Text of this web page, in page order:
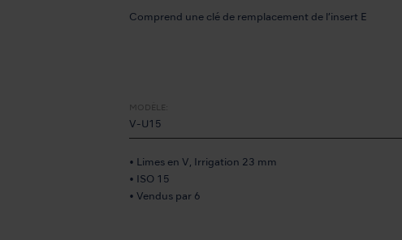
Comprend une clé de remplacement de l’insert E
MODÈLE:
V-U15
• Limes en V, Irrigation 23 mm
• ISO 15
• Vendus par 6